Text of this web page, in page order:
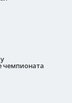
чемпионата